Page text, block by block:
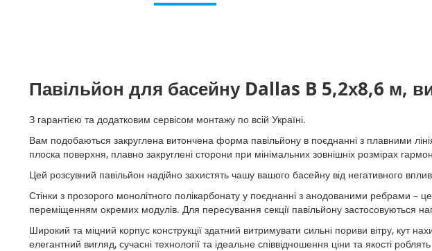
Павільйон для басейну Dallas B 5,2х8,6 м,
З гарантією та додатковим сервісом монтажу по всій Україні.
Вам подобаються закруглена витончена форма павільйону в поєднанні з плавними
плоска поверхня, плавно закруглені сторони при мінімальних зовнішніх розмірах
Цей розсувний павільйон надійно захистять чашу вашого басейну від негативного
Стінки з прозорого монолітного полікарбонату у поєднанні з анодованими ребрами –
переміщенням окремих модулів. Для пересування секції павільйону застосовуються
Широкий та міцний корпус конструкції здатний витримувати сильні пориви вітру, кут
елегантний вигляд, сучасні технології та ідеальне співвідношення ціни та якості